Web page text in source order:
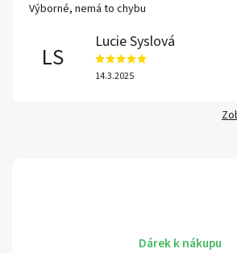
Dárek k nákupu
Výborné, nemá to chybu
LS
Lucie Syslová
14.3.2025